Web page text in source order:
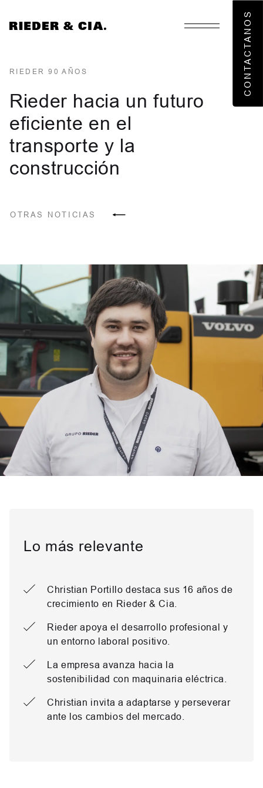
Nosotros
Áreas de negocios
RIEDER 90 AÑOS
Rieder hacia un futuro
eficiente en el
transporte y la
construcción
OTRAS NOTICIAS
Lo más relevante
Christian Portillo destaca sus 16 años de
crecimiento en Rieder & Cia.
Rieder apoya el desarrollo profesional y
un entorno laboral positivo.
La empresa avanza hacia la
sostenibilidad con maquinaria eléctrica.
Christian invita a adaptarse y perseverar
ante los cambios del mercado.
CONTACTANOS